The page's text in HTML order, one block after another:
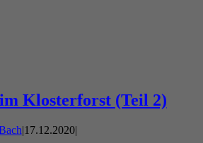
Klosterforst (Teil 2)
|17.12.2020|